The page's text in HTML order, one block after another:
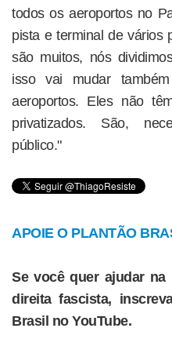
todos os aeroportos no
pista e terminal de vários
são muitos, nós
isso vai mudar
aeroportos. Eles não
privatizados. São,
público."
APOIE O PLANTÃO
Se você quer ajudar
direita fascista,
Brasil no YouTube.